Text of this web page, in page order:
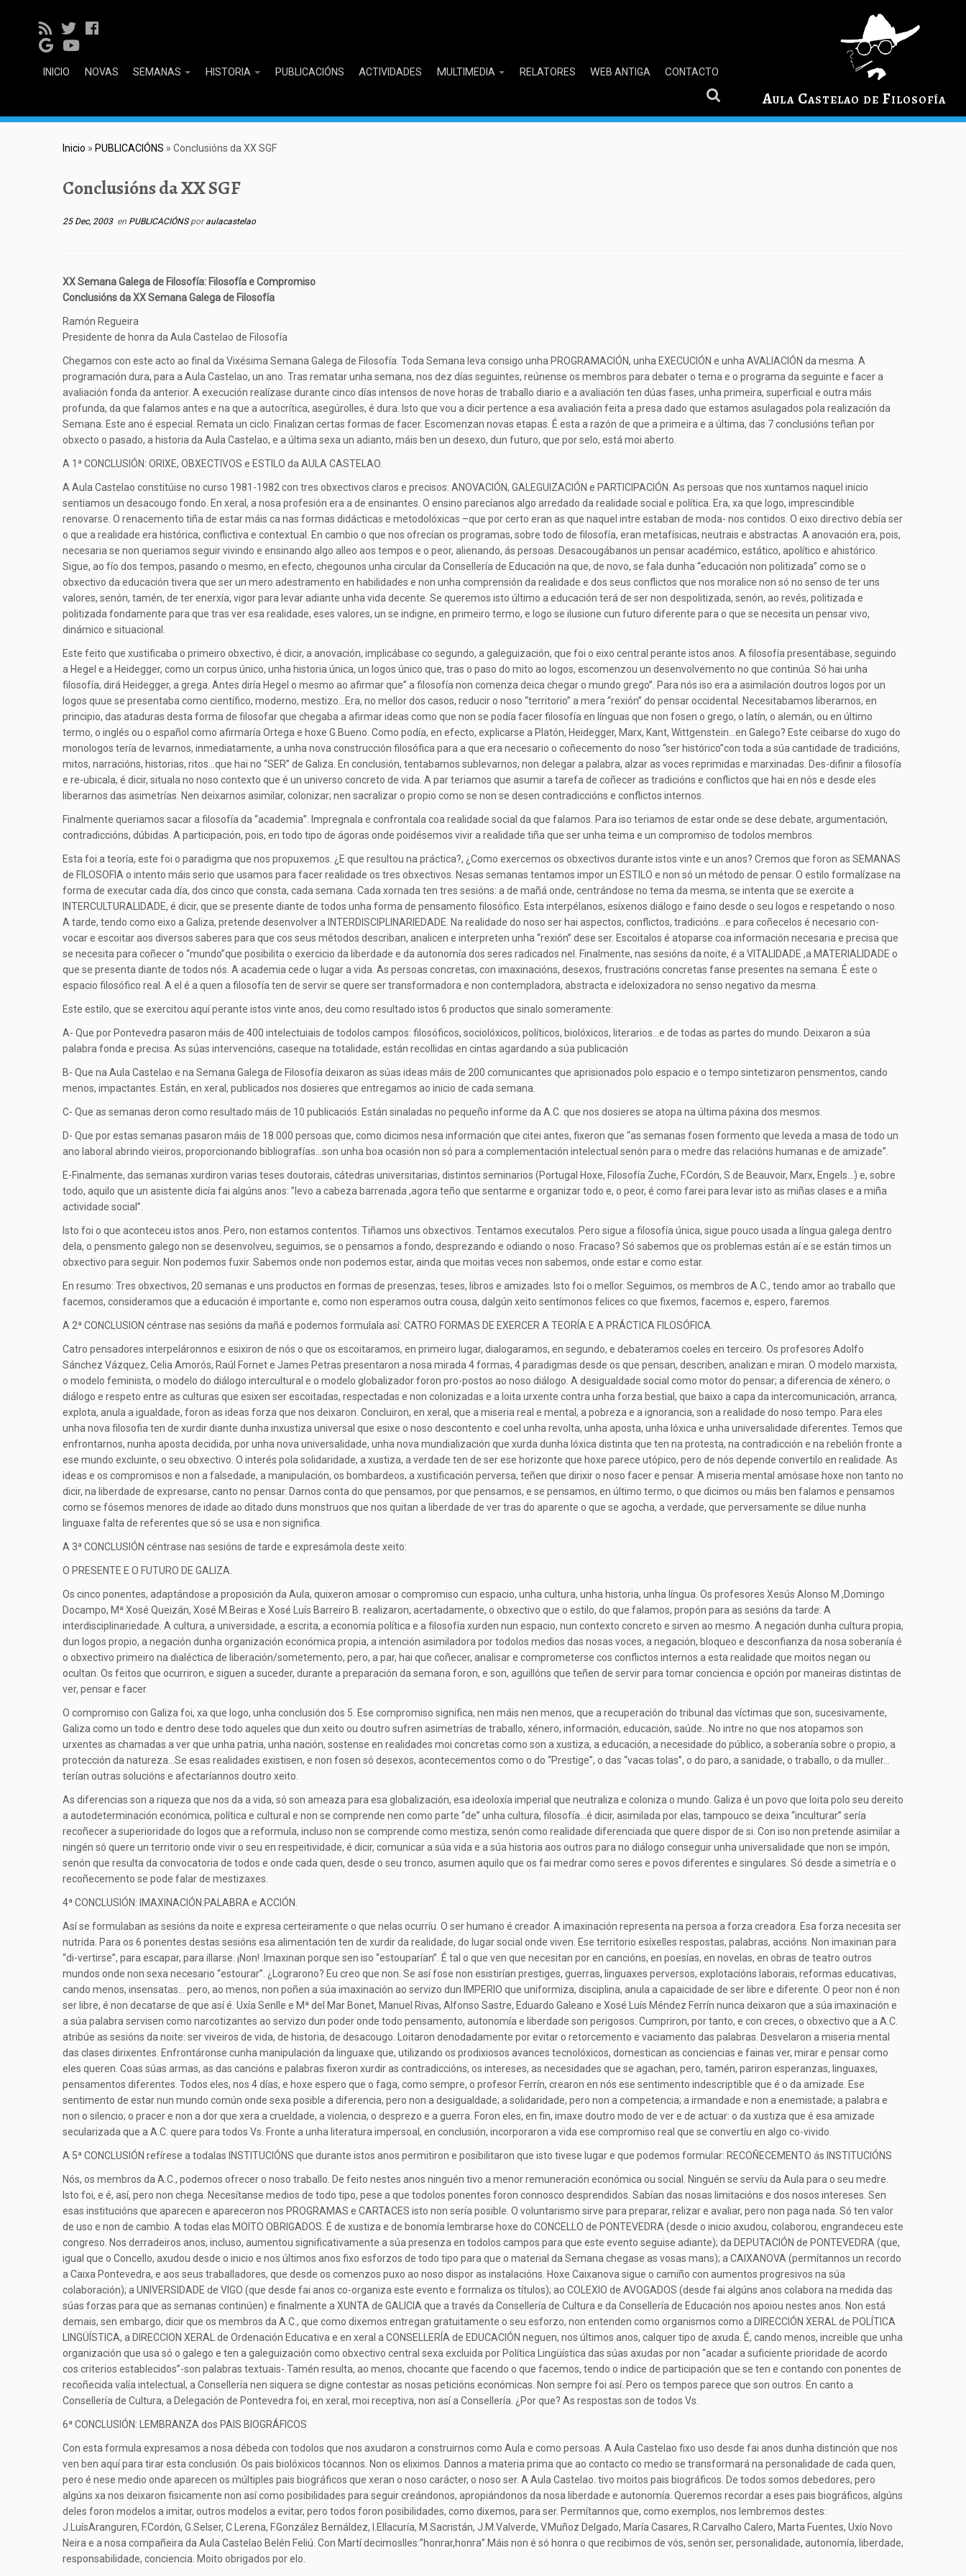
Aula Castelao de Filosofía
INICIO NOVAS SEMANAS HISTORIA PUBLICACIÓNS ACTIVIDADES MULTIMEDIA RELATORES WEB ANTIGA CONTACTO
Inicio » PUBLICACIÓNS » Conclusións da XX SGF
Conclusións da XX SGF
25 Dec, 2003en PUBLICACIÓNSporaulacastelao
XX Semana Galega de Filosofía: Filosofía e Compromiso
Conclusións da XX Semana Galega de Filosofía
Ramón Regueira
Presidente de honra da Aula Castelao de Filosofía
Chegamos con este acto ao final da Vixésima Semana Galega de Filosofía. Toda Semana leva consigo unha PROGRAMACIÓN, unha EXECUCIÓN e unha AVALIACIÓN da mesma. A
programación dura, para a Aula Castelao, un ano. Tras rematar unha semana, nos dez días seguintes, reúnense os membros para debater o tema e o programa da seguinte e facer a
avaliación fonda da anterior. A execución realízase durante cinco días intensos de nove horas de traballo diario e a avaliación ten dúas fases, unha primeira, superficial e outra máis
profunda, da que falamos antes e na que a autocrítica, asegúrolles, é dura. Isto que vou a dicir pertence a esa avaliación feita a presa dado que estamos asulagados pola realización da
Semana. Este ano é especial. Remata un ciclo. Finalizan certas formas de facer. Escomenzan novas etapas. É esta a razón de que a primeira e a última, das 7 conclusións teñan por
obxecto o pasado, a historia da Aula Castelao, e a última sexa un adianto, máis ben un desexo, dun futuro, que por selo, está moi aberto.
A 1ª CONCLUSIÓN: ORIXE, OBXECTIVOS e ESTILO da AULA CASTELAO.
A Aula Castelao constitúise no curso 1981-1982 con tres obxectivos claros e precisos: ANOVACIÓN, GALEGUIZACIÓN e PARTICIPACIÓN. As persoas que nos xuntamos naquel inicio
sentiamos un desacougo fondo. En xeral, a nosa profesión era a de ensinantes. O ensino parecíanos algo arredado da realidade social e política. Era, xa que logo, imprescindible
renovarse. O renacemento tiña de estar máis ca nas formas didácticas e metodolóxicas –que por certo eran as que naquel intre estaban de moda- nos contidos. O eixo directivo debía ser
o que a realidade era histórica, conflictiva e contextual. En cambio o que nos ofrecían os programas, sobre todo de filosofía, eran metafísicas, neutrais e abstractas. A anovación era, pois,
necesaria se non queriamos seguir vivindo e ensinando algo alleo aos tempos e o peor, alienando, ás persoas. Desacougábanos un pensar académico, estático, apolítico e ahistórico.
Sigue, ao fío dos tempos, pasando o mesmo, en efecto, chegounos unha circular da Consellería de Educación na que, de novo, se fala dunha “educación non politizada” como se o
obxectivo da educación tivera que ser un mero adestramento en habilidades e non unha comprensión da realidade e dos seus conflictos que nos moralice non só no senso de ter uns
valores, senón, tamén, de ter enerxía, vigor para levar adiante unha vida decente. Se queremos isto último a educación terá de ser non despolitizada, senón, ao revés, politizada e
politizada fondamente para que tras ver esa realidade, eses valores, un se indigne, en primeiro termo, e logo se ilusione cun futuro diferente para o que se necesita un pensar vivo,
dinámico e situacional.
Este feito que xustificaba o primeiro obxectivo, é dicir, a anovación, implicábase co segundo, a galeguización, que foi o eixo central perante istos anos. A filosofía presentábase, seguindo
a Hegel e a Heidegger, como un corpus único, unha historia única, un logos único que, tras o paso do mito ao logos, escomenzou un desenvolvemento no que continúa. Só hai unha
filosofía, dirá Heidegger, a grega. Antes diría Hegel o mesmo ao afirmar que” a filosofía non comenza deica chegar o mundo grego”. Para nós iso era a asimilación doutros logos por un
logos quue se presentaba como científico, moderno, mestizo…Era, no mellor dos casos, reducir o noso “territorio” a mera “rexión” do pensar occidental. Necesitabamos liberarnos, en
principio, das ataduras desta forma de filosofar que chegaba a afirmar ideas como que non se podía facer filosofía en línguas que non fosen o grego, o latín, o alemán, ou en último
termo, o inglés ou o español como afirmaría Ortega e hoxe G.Bueno. Como podía, en efecto, explicarse a Platón, Heidegger, Marx, Kant, Wittgenstein…en Galego? Este ceibarse do xugo do
monologos tería de levarnos, inmediatamente, a unha nova construcción filosófica para a que era necesario o coñecemento do noso “ser histórico”con toda a súa cantidade de tradicións,
mitos, narracións, historias, ritos…que hai no “SER” de Galiza. En conclusión, tentabamos sublevarnos, non delegar a palabra, alzar as voces reprimidas e marxinadas. Des-difinir a filosofía
e re-ubicala, é dicir, situala no noso contexto que é un universo concreto de vida. A par teriamos que asumir a tarefa de coñecer as tradicións e conflictos que hai en nós e desde eles
liberarnos das asimetrías. Nen deixarnos asimilar, colonizar; nen sacralizar o propio como se non se desen contradiccións e conflictos internos.
Finalmente queriamos sacar a filosofía da “academia”. Impregnala e confrontala coa realidade social da que falamos. Para iso teriamos de estar onde se dese debate, argumentación,
contradiccións, dúbidas. A participación, pois, en todo tipo de ágoras onde poidésemos vivir a realidade tiña que ser unha teima e un compromiso de todolos membros.
Esta foi a teoría, este foi o paradigma que nos propuxemos. ¿E que resultou na práctica?, ¿Como exercemos os obxectivos durante istos vinte e un anos? Cremos que foron as SEMANAS
de FILOSOFIA o intento máis serio que usamos para facer realidade os tres obxectivos. Nesas semanas tentamos impor un ESTILO e non só un método de pensar. O estilo formalízase na
forma de executar cada día, dos cinco que consta, cada semana. Cada xornada ten tres sesións: a de mañá onde, centrándose no tema da mesma, se intenta que se exercite a
INTERCULTURALIDADE, é dicir, que se presente diante de todos unha forma de pensamento filosófico. Esta interpélanos, esíxenos diálogo e faino desde o seu logos e respetando o noso.
A tarde, tendo como eixo a Galiza, pretende desenvolver a INTERDISCIPLINARIEDADE. Na realidade do noso ser hai aspectos, conflictos, tradicións…e para coñecelos é necesario con-
vocar e escoitar aos diversos saberes para que cos seus métodos describan, analicen e interpreten unha “rexión” dese ser. Escoitalos é atoparse coa información necesaria e precisa que
se necesita para coñecer o “mundo”que posibilita o exercicio da liberdade e da autonomía dos seres radicados nel. Finalmente, nas sesións da noite, é a VITALIDADE ,a MATERIALIDADE o
que se presenta diante de todos nós. A academia cede o lugar a vida. As persoas concretas, con imaxinacións, desexos, frustracións concretas fanse presentes na semana. É este o
espacio filosófico real. A el é a quen a filosofía ten de servir se quere ser transformadora e non contempladora, abstracta e ideloxizadora no senso negativo da mesma.
Este estilo, que se exercitou aquí perante istos vinte anos, deu como resultado istos 6 productos que sinalo someramente:
A- Que por Pontevedra pasaron máis de 400 intelectuiais de todolos campos: filosóficos, sociolóxicos, políticos, biolóxicos, literarios…e de todas as partes do mundo. Deixaron a súa
palabra fonda e precisa. As súas intervencións, caseque na totalidade, están recollidas en cintas agardando a súa publicación
B- Que na Aula Castelao e na Semana Galega de Filosofía deixaron as súas ideas máis de 200 comunicantes que aprisionados polo espacio e o tempo sintetizaron pensmentos, cando
menos, impactantes. Están, en xeral, publicados nos dosieres que entregamos ao inicio de cada semana.
C- Que as semanas deron como resultado máis de 10 publicaciós. Están sinaladas no pequeño informe da A.C. que nos dosieres se atopa na última páxina dos mesmos.
D- Que por estas semanas pasaron máis de 18.000 persoas que, como dicimos nesa información que citei antes, fixeron que “as semanas fosen formento que leveda a masa de todo un
ano laboral abrindo vieiros, proporcionando bibliografías…son unha boa ocasión non só para a complementación intelectual senón para o medre das relacións humanas e de amizade”.
E-Finalmente, das semanas xurdiron varias teses doutorais, cátedras universitarias, distintos seminarios (Portugal Hoxe, Filosofía Zuche, F.Cordón, S.de Beauvoir, Marx, Engels…) e, sobre
todo, aquilo que un asistente dicía fai algúns anos: ”levo a cabeza barrenada ,agora teño que sentarme e organizar todo e, o peor, é como farei para levar isto as miñas clases e a miña
actividade social”.
Isto foi o que aconteceu istos anos. Pero, non estamos contentos. Tiñamos uns obxectivos. Tentamos executalos. Pero sigue a filosofía única, sigue pouco usada a língua galega dentro
dela, o pensmento galego non se desenvolveu, seguimos, se o pensamos a fondo, desprezando e odiando o noso. Fracaso? Só sabemos que os problemas están aí e se están timos un
obxectivo para seguir. Non podemos fuxir. Sabemos onde non podemos estar, ainda que moitas veces non sabemos, onde estar e como estar.
En resumo: Tres obxectivos, 20 semanas e uns productos en formas de presenzas, teses, libros e amizades. Isto foi o mellor. Seguimos, os membros de A.C., tendo amor ao traballo que
facemos, consideramos que a educación é importante e, como non esperamos outra cousa, dalgún xeito sentímonos felices co que fixemos, facemos e, espero, faremos.
A 2ª CONCLUSION céntrase nas sesións da mañá e podemos formulala así: CATRO FORMAS DE EXERCER A TEORÍA E A PRÁCTICA FILOSÓFICA.
Catro pensadores interpeláronnos e esixiron de nós o que os escoitaramos, en primeiro lugar, dialogaramos, en segundo, e debateramos coeles en terceiro. Os profesores Adolfo
Sánchez Vázquez, Celia Amorós, Raúl Fornet e James Petras presentaron a nosa mirada 4 formas, 4 paradigmas desde os que pensan, describen, analizan e miran. O modelo marxista,
o modelo feminista, o modelo do diálogo intercultural e o modelo globalizador foron pro-postos ao noso diálogo. A desigualdade social como motor do pensar; a diferencia de xénero; o
diálogo e respeto entre as culturas que esixen ser escoitadas, respectadas e non colonizadas e a loita urxente contra unha forza bestial, que baixo a capa da intercomunicación, arranca,
explota, anula a igualdade, foron as ideas forza que nos deixaron. Concluiron, en xeral, que a miseria real e mental, a pobreza e a ignorancia, son a realidade do noso tempo. Para eles
unha nova filosofia ten de xurdir diante dunha inxustiza universal que esixe o noso descontento e coel unha revolta, unha aposta, unha lóxica e unha universalidade diferentes. Temos que
enfrontarnos, nunha aposta decidida, por unha nova universalidade, unha nova mundialización que xurda dunha lóxica distinta que ten na protesta, na contradicción e na rebelión fronte a
ese mundo excluinte, o seu obxectivo. O interés pola solidaridade, a xustiza, a verdade ten de ser ese horizonte que hoxe parece utópico, pero de nós depende convertilo en realidade. As
ideas e os compromisos e non a falsedade, a manipulación, os bombardeos, a xustificación perversa, teñen que dirixir o noso facer e pensar. A miseria mental amósase hoxe non tanto no
dicir, na liberdade de expresarse, canto no pensar. Darnos conta do que pensamos, por que pensamos, e se pensamos, en último termo, o que dicimos ou máis ben falamos e pensamos
como se fósemos menores de idade ao ditado duns monstruos que nos quitan a liberdade de ver tras do aparente o que se agocha, a verdade, que perversamente se dilue nunha
linguaxe falta de referentes que só se usa e non significa.
A 3ª CONCLUSIÓN céntrase nas sesións de tarde e expresámola deste xeito:
O PRESENTE E O FUTURO DE GALIZA.
Os cinco ponentes, adaptándose a proposición da Aula, quixeron amosar o compromiso cun espacio, unha cultura, unha historia, unha língua. Os profesores Xesús Alonso M ,Domingo
Docampo, Mª Xosé Queizán, Xosé M.Beiras e Xosé Luís Barreiro B. realizaron, acertadamente, o obxectivo que o estilo, do que falamos, propón para as sesións da tarde: A
interdisciplinariedade. A cultura, a universidade, a escrita, a economía política e a filosofía xurden nun espacio, nun contexto concreto e sirven ao mesmo. A negación dunha cultura propia,
dun logos propio, a negación dunha organización económica propia, a intención asimiladora por todolos medios das nosas voces, a negación, bloqueo e desconfianza da nosa soberanía é
o obxectivo primeiro na dialéctica de liberación/sometemento, pero, a par, hai que coñecer, analisar e comprometerse cos conflictos internos a esta realidade que moitos negan ou
ocultan. Os feitos que ocurriron, e siguen a suceder, durante a preparación da semana foron, e son, aguillóns que teñen de servir para tomar conciencia e opción por maneiras distintas de
ver, pensar e facer.
O compromiso con Galiza foi, xa que logo, unha conclusión dos 5. Ese compromiso significa, nen máis nen menos, que a recuperación do tribunal das víctimas que son, sucesivamente,
Galiza como un todo e dentro dese todo aqueles que dun xeito ou doutro sufren asimetrías de traballo, xénero, información, educación, saúde…No intre no que nos atopamos son
urxentes as chamadas a ver que unha patria, unha nación, sostense en realidades moi concretas como son a xustiza, a educación, a necesidade do público, a soberanía sobre o propio, a
protección da natureza…Se esas realidades existisen, e non fosen só desexos, acontecementos como o do “Prestige”, o das “vacas tolas”, o do paro, a sanidade, o traballo, o da muller…
terían outras solucións e afectaríannos doutro xeito.
As diferencias son a riqueza que nos da a vida, só son ameaza para esa globalización, esa ideoloxía imperial que neutraliza e coloniza o mundo. Galiza é un povo que loita polo seu dereito
a autodeterminación económica, política e cultural e non se comprende nen como parte “de” unha cultura, filosofía…é dicir, asimilada por elas, tampouco se deixa “inculturar” sería
recoñecer a superioridade do logos que a reformula, incluso non se comprende como mestiza, senón como realidade diferenciada que quere dispor de si. Con iso non pretende asimilar a
ningén só quere un territorio onde vivir o seu en respeitividade, é dicir, comunicar a súa vida e a súa historia aos outros para no diálogo conseguir unha universalidade que non se impón,
senón que resulta da convocatoria de todos e onde cada quen, desde o seu tronco, asumen aquilo que os fai medrar como seres e povos diferentes e singulares. Só desde a simetría e o
recoñecemento se pode falar de mestizaxes.
4ª CONCLUSIÓN: IMAXINACIÓN:PALABRA e ACCIÓN.
Así se formulaban as sesións da noite e expresa certeiramente o que nelas ocurríu. O ser humano é creador. A imaxinación representa na persoa a forza creadora. Esa forza necesita ser
nutrida. Para os 6 ponentes destas sesións esa alimentación ten de xurdir da realidade, do lugar social onde viven. Ese territorio esíxelles respostas, palabras, accións. Non imaxinan para
“di-vertirse”, para escapar, para illarse. ¡Non! .Imaxinan porque sen iso “estouparían”. É tal o que ven que necesitan por en cancións, en poesías, en novelas, en obras de teatro outros
mundos onde non sexa necesario “estourar”. ¿Lograrono? Eu creo que non. Se así fose non esistirían prestiges, guerras, linguaxes perversos, explotacións laborais, reformas educativas,
cando menos, insensatas… pero, ao menos, non poñen a súa imaxinación ao servizo dun IMPERIO que uniformiza, disciplina, anula a capaicidade de ser libre e diferente. O peor non é non
ser libre, é non decatarse de que así é. Uxía Senlle e Mª del Mar Bonet, Manuel Rivas, Alfonso Sastre, Eduardo Galeano e Xosé Luís Méndez Ferrín nunca deixaron que a súa imaxinación e
a súa palabra servisen como narcotizantes ao servizo dun poder onde todo pensamento, autonomía e liberdade son perigosos. Cumpriron, por tanto, e con creces, o obxectivo que a A.C.
atribúe as sesións da noite: ser viveiros de vida, de historia, de desacougo. Loitaron denodadamente por evitar o retorcemento e vaciamento das palabras. Desvelaron a miseria mental
das clases dirixentes. Enfrontáronse cunha manipulación da linguaxe que, utilizando os prodixiosos avances tecnolóxicos, domestican as conciencias e fainas ver, mirar e pensar como
eles queren. Coas súas armas, as das cancións e palabras fixeron xurdir as contradiccións, os intereses, as necesidades que se agachan, pero, tamén, pariron esperanzas, linguaxes,
pensamentos diferentes. Todos eles, nos 4 días, e hoxe espero que o faga, como sempre, o profesor Ferrín, crearon en nós ese sentimento indescriptible que é o da amizade. Ese
sentimento de estar nun mundo común onde sexa posible a diferencia, pero non a desigualdade; a solidaridade, pero non a competencia; a irmandade e non a enemistade; a palabra e
non o silencio; o pracer e non a dor que xera a crueldade, a violencia, o desprezo e a guerra. Foron eles, en fin, imaxe doutro modo de ver e de actuar: o da xustiza que é esa amizade
secularizada que a A.C. quere para todos Vs. Fronte a unha literatura impersoal, en conclusión, incorporaron a vida ese compromiso real que se convertíu en algo co-vivido.
A 5ª CONCLUSIÓN refírese a todalas INSTITUCIÓNS que durante istos anos permitiron e posibilitaron que isto tivese lugar e que podemos formular: RECOÑECEMENTO ás INSTITUCIÓNS
Nós, os membros da A.C., podemos ofrecer o noso traballo. De feito nestes anos ninguén tivo a menor remuneración económica ou social. Ninguén se servíu da Aula para o seu medre.
Isto foi, e é, así, pero non chega. Necesítanse medios de todo tipo, pese a que todolos ponentes foron connosco desprendidos. Sabían das nosas limitacións e dos nosos intereses. Sen
esas institucións que aparecen e apareceron nos PROGRAMAS e CARTACES isto non sería posible. O voluntarismo sirve para preparar, relizar e avaliar, pero non paga nada. Só ten valor
de uso e non de cambio. A todas elas MOITO OBRIGADOS. É de xustiza e de bonomía lembrarse hoxe do CONCELLO de PONTEVEDRA (desde o inicio axudou, colaborou, engrandeceu este
congreso. Nos derradeiros anos, incluso, aumentou significativamente a súa presenza en todolos campos para que este evento seguise adiante); da DEPUTACIÓN de PONTEVEDRA (que,
igual que o Concello, axudou desde o inicio e nos últimos anos fixo esforzos de todo tipo para que o material da Semana chegase as vosas mans); a CAIXANOVA (permítannos un recordo
a Caixa Pontevedra, e aos seus traballadores, que desde os comenzos puxo ao noso dispor as instalacións. Hoxe Caixanova sigue o camiño con aumentos progresivos na súa
colaboración); a UNIVERSIDADE de VIGO (que desde fai anos co-organiza este evento e formaliza os títulos); ao COLEXIO de AVOGADOS (desde fai algúns anos colabora na medida das
súas forzas para que as semanas continúen) e finalmente a XUNTA de GALICIA que a través da Consellería de Cultura e da Consellería de Educación nos apoiou nestes anos. Non está
demais, sen embargo, dicir que os membros da A.C., que como dixemos entregan gratuitamente o seu esforzo, non entenden como organismos como a DIRECCIÓN XERAL de POLÍTICA
LINGÜÍSTICA, a DIRECCION XERAL de Ordenación Educativa e en xeral a CONSELLERÍA de EDUCACIÓN neguen, nos últimos anos, calquer tipo de axuda. É, cando menos, increible que unha
organización que usa só o galego e ten a galeguización como obxectivo central sexa excluida por Política Lingüística das súas axudas por non “acadar a suficiente prioridade de acordo
cos criterios establecidos”-son palabras textuais-.Tamén resulta, ao menos, chocante que facendo o que facemos, tendo o indice de participación que se ten e contando con ponentes de
recoñecida valía intelectual, a Consellería nen siquera se digne contestar as nosas peticións económicas. Non sempre foi así. Pero os tempos parece que son outros. En canto a
Consellería de Cultura, a Delegación de Pontevedra foi, en xeral, moi receptiva, non así a Consellería. ¿Por que? As respostas son de todos Vs.
6ª CONCLUSIÓN: LEMBRANZA dos PAIS BIOGRÁFICOS
Con esta formula expresamos a nosa débeda con todolos que nos axudaron a construirnos como Aula e como persoas. A Aula Castelao fixo uso desde fai anos dunha distinción que nos
ven ben aquí para tirar esta conclusión. Os pais biolóxicos tócannos. Non os eliximos. Dannos a materia prima que ao contacto co medio se transformará na personalidade de cada quen,
pero é nese medio onde aparecen os múltiples pais biográficos que xeran o noso carácter, o noso ser. A Aula Castelao. tivo moitos pais biográficos. De todos somos debedores, pero
algúns xa nos deixaron fisicamente non así como posibilidades para seguir creándonos, apropiándonos da nosa liberdade e autonomía. Queremos recordar a eses pais biográficos, algúns
deles foron modelos a imitar, outros modelos a evitar, pero todos foron posibilidades, como dixemos, para ser. Permítannos que, como exemplos, nos lembremos destes:
J.LuísAranguren, F.Cordón, G.Selser, C.Lerena, F.González Bernáldez, I.Ellacuría, M.Sacristán, J.M.Valverde, V.Muñoz Delgado, María Casares, R.Carvalho Calero, Marta Fuentes, Uxío Novo
Neira e a nosa compañeira da Aula Castelao Belén Feliú. Con Martí decimoslles:”honrar,honra”.Máis non é só honra o que recibimos de vós, senón ser, personalidade, autonomía, liberdade,
responsabilidade, conciencia. Moito obrigados por elo.